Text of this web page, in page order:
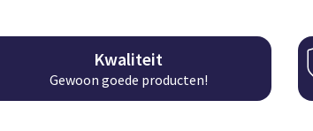
Kwaliteit
Gewoon goede producten!